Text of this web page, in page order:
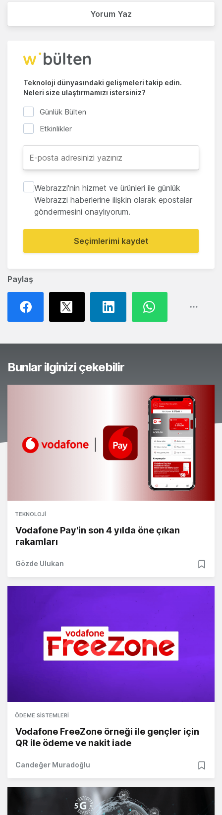
Paylaş
Yorum Yaz
Teknoloji dünyasındaki gelişmeleri takip edin.
Neleri size ulaştırmamızı istersiniz?
Günlük Bülten
Etkinlikler
Webrazzi'nin hizmet ve ürünleri ile günlük
Webrazzi haberlerine ilişkin olarak epostalar
göndermesini onaylıyorum.
Seçimlerimi kaydet
Bunlar ilginizi çekebilir
TEKNOLOJI
Vodafone Pay'in son 4 yılda öne çıkan
rakamları
Gözde Ulukan
ÖDEME SISTEMLERI
Vodafone FreeZone örneği ile gençler için
QR ile ödeme ve nakit iade
Candeğer Muradoğlu